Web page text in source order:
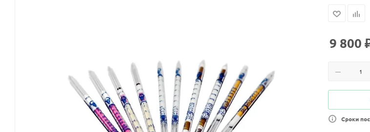
9 800
Сроки